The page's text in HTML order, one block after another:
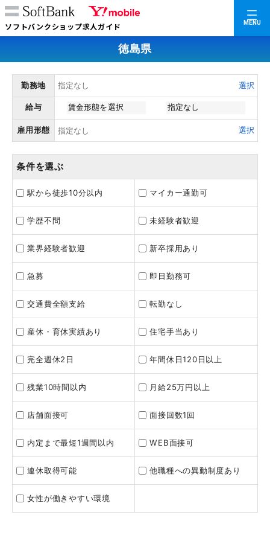
ソフトバンクショップ求人ガイド MENU
徳島県
勤務地 選択
給与
雇用形態 選択
条件を選ぶ
駅から徒歩10分以内 マイカー通勤可
学歴不問 未経験者歓迎
業界経験者歓迎 新卒採用あり
急募 即日勤務可
交通費全額支給 転勤なし
産休・育休実績あり 住宅手当あり
完全週休2日 年間休日120日以上
残業10時間以内 月給25万円以上
店舗面接可 面接回数1回
内定まで最短1週間以内 WEB面接可
連休取得可能 他職種への異動制度あり
女性が働きやすい環境